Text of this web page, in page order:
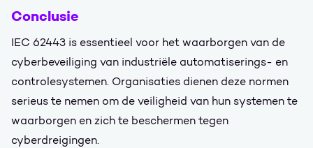
Conclusie
IEC 62443 is essentieel voor het waarborgen van de
cyberbeveiliging van industriële automatiserings- en
controlesystemen. Organisaties dienen deze normen
serieus te nemen om de veiligheid van hun systemen te
waarborgen en zich te beschermen tegen
cyberdreigingen.